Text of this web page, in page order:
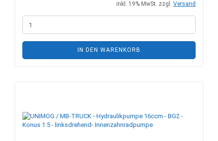
inkl. 19% MwSt. zzgl. Versand
IN DEN WARENKORB